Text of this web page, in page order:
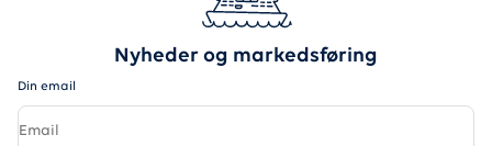
Nyheder og markedsføring
Din email